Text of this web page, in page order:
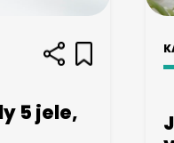
5 jele,